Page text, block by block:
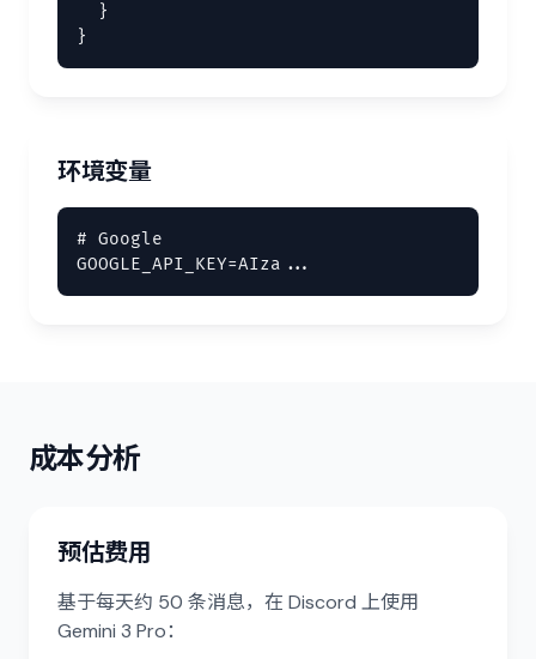
  }
}
环境变量
# Google
GOOGLE_API_KEY=AIza...
成本分析
预估费用
基于每天约 50 条消息，在 Discord 上使用
Gemini 3 Pro：